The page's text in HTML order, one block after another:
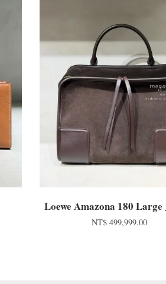
Loewe Amazona 180
NT$ 499,999.00